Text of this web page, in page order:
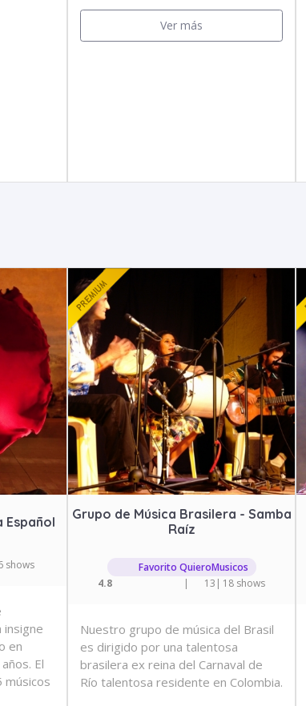
Ver más
Español
shows
en
El
músicos
Grupo de Música Brasilera - Samba
Raíz
Favorito QuieroMusicos
4.8
| 13 | 18 shows
Nuestro grupo de música del Brasil
es dirigido por una talentosa
brasilera ex reina del Carnaval de
Río talentosa residente en Colombia.